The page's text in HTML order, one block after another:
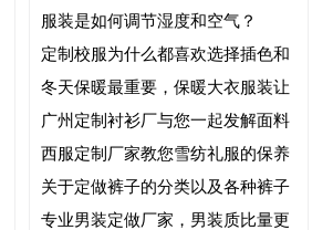
服装是如何调节湿度和空气？
定制校服为什么都喜欢选择插色和
冬天保暖最重要，保暖大衣服装让
广州定制衬衫厂与您一起发解面料
西服定制厂家教您雪纺礼服的保养
关于定做裤子的分类以及各种裤子
专业男装定做厂家，男装质比量更